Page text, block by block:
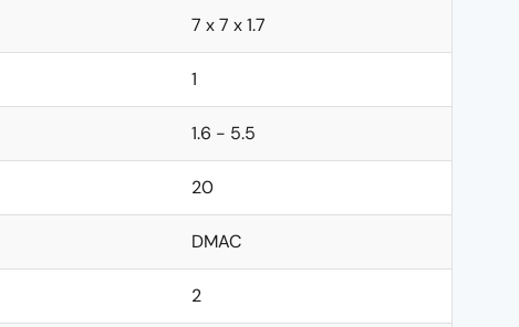
7 x 7 x 1.7
1
1.6 - 5.5
20
DMAC
2